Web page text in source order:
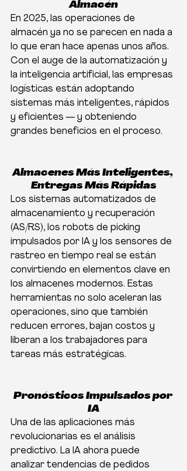
Almacén
En 2025, las operaciones de
almacén ya no se parecen en nada a
lo que eran hace apenas unos años.
Con el auge de la automatización y
la inteligencia artificial, las empresas
logísticas están adoptando
sistemas más inteligentes, rápidos
y eficientes — y obteniendo
grandes beneficios en el proceso.
Almacenes Más Inteligentes,
Entregas Más Rápidas
Los sistemas automatizados de
almacenamiento y recuperación
(AS/RS), los robots de picking
impulsados por IA y los sensores de
rastreo en tiempo real se están
convirtiendo en elementos clave en
los almacenes modernos. Estas
herramientas no solo aceleran las
operaciones, sino que también
reducen errores, bajan costos y
liberan a los trabajadores para
tareas más estratégicas.
Pronósticos Impulsados por
IA
Una de las aplicaciones más
revolucionarias es el análisis
predictivo. La IA ahora puede
analizar tendencias de pedidos